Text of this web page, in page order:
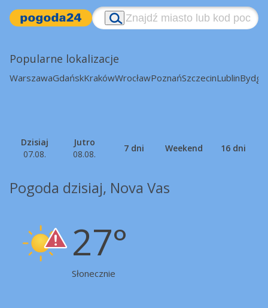
Popularne lokalizacje
WarszawaGdańskKrakówWrocławPoznańSzczecinLublin
Dzisiaj
07.08.
Jutro
08.08.
7 dni Weekend 16 dni
Pogoda dzisiaj, Nova Vas
27°
Słonecznie